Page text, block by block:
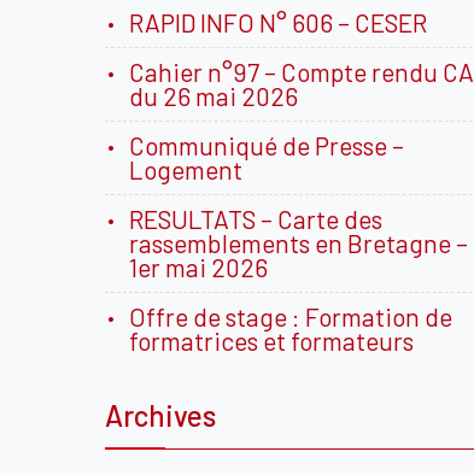
RAPID INFO N° 606 – CESER
Cahier n°97 – Compte rendu CA
du 26 mai 2026
Communiqué de Presse –
Logement
RESULTATS – Carte des
rassemblements en Bretagne –
1er mai 2026
Offre de stage : Formation de
formatrices et formateurs
Archives